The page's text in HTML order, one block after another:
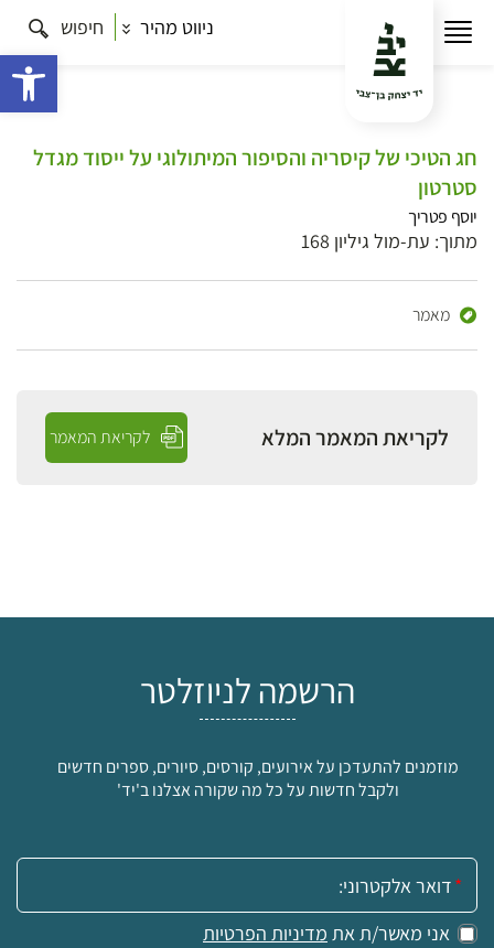
ניווט מהיר חיפוש
חג הטיכי של קיסריה והסיפור המיתולוגי על ייסוד מגדל
סטרטון
יוסף פטריך
מתוך: עת-מול גיליון 168
מאמר
לקריאת המאמר המלא לקריאת המאמר
הרשמה לניוזלטר
מוזמנים להתעדכן על אירועים, קורסים, סיורים, ספרים חדשים
ולקבל חדשות על כל מה שקורה אצלנו ב'יד'
אימייל:
אני מאשר/ת את מדיניות הפרטיות